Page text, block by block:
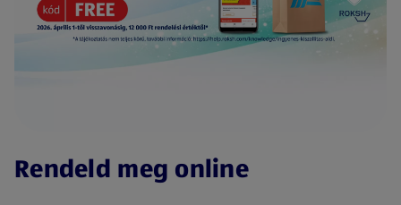
Rendeld meg online